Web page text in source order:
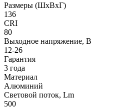
Размеры (ШxВxГ)
136
CRI
80
Выходное напряжение, В
12-26
Гарантия
3 года
Материал
Алюминий
Световой поток, Lm
500